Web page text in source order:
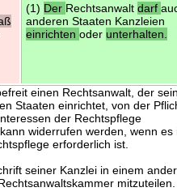
(1) Der Rechtsanwaltdarf
anderen Staaten Kanzleien
einrichtenoder unterhalten.
einen Rechtsanwalt, der
Staaten einrichtet, von der
der Rechtspflege
widerrufen werden, wenn es
erforderlich ist.
seiner Kanzlei in einem
mitzuteilen.